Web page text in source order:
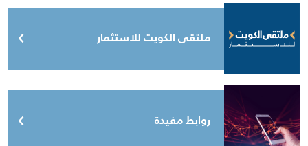
ملتقى الكويت للاستثمار
روابط مفيدة